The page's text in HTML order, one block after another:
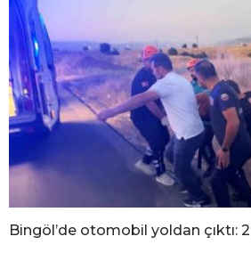
Bingöl’de otomobil yoldan çıktı: 2